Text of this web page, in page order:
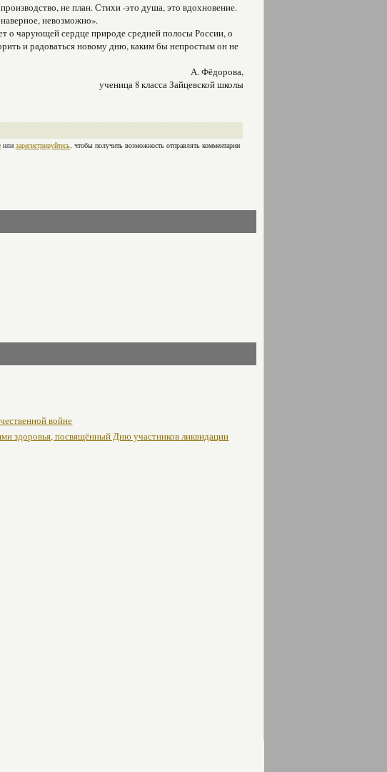
не план. Стихи -это душа, это вдохновение.
невозможно».
о чарующей сердце приро­де средней полосы России, о
и радоваться новому дню, каким бы непростым он не
А. Фёдорова,
ученица 8 класса Зайцевской школы
или зарегистрируйтесь, чтобы получить возможность отправлять комментарии
войне
здоровья, посвящённый Дню участников ликвидации